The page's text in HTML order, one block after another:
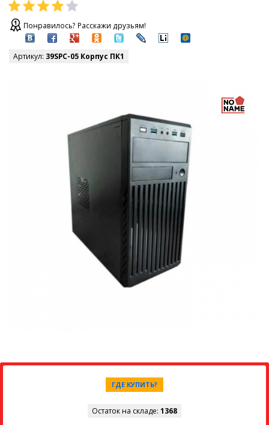
Понравилось? Расскажи друзьям!
Артикул: 39SPC-05 Корпус ПК1
ГДЕ КУПИТЬ?
Остаток на складе: 1368